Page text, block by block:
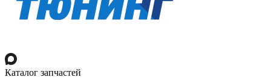
Каталог запчастей